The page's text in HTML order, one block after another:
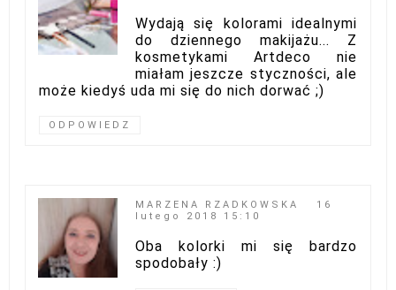
Wydają się kolorami idealnymi
do dziennego makijażu... Z
kosmetykami Artdeco nie
miałam jeszcze styczności, ale
może kiedyś uda mi się do nich dorwać ;)
ODPOWIEDZ
MARZENA RZADKOWSKA
16
lutego 2018 15:10
Oba kolorki mi się bardzo
spodobały :)